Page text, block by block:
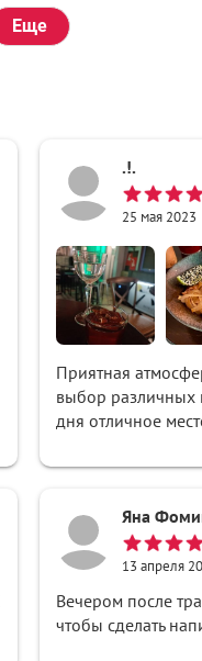
Еще
.!.
25 мая 2023
Приятная
выбор различных
дня отличное
Яна
13 апреля
Вечером после
чтобы сделать